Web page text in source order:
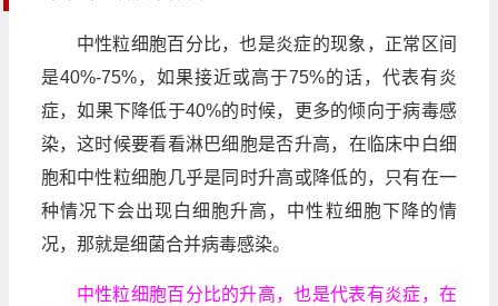
中性粒细胞百分比，也是炎症的现象，正常区间
是40%-75%，如果接近或高于75%的话，代表有炎
症，如果下降低于40%的时候，更多的倾向于病毒感
染，这时候要看看淋巴细胞是否升高，在临床中白细
胞和中性粒细胞几乎是同时升高或降低的，只有在一
种情况下会出现白细胞升高，中性粒细胞下降的情
况，那就是细菌合并病毒感染。
中性粒细胞百分比的升高，也是代表有炎症，在